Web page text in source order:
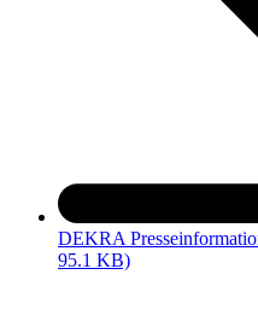
DEKRA
95.1 KB)